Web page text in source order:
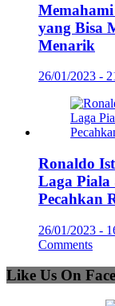
yang Bisa
Menarik
26/01/2023 -
Ronaldo
Laga Piala
Pecahkan
26/01/2023 -
Comments
Like Us On